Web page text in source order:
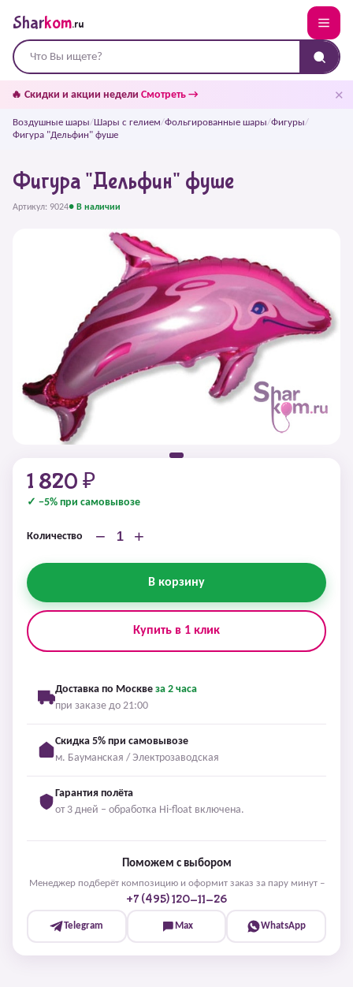
Sharkom.ru
🔥 Скидки и акции недели Смотреть → ✕
Воздушные шары/Шары с гелием/Фольгированные шары/Фигуры/
Фигура "Дельфин" фуше
Фигура "Дельфин" фуше
Артикул: 9024● В наличии
1 820 ₽
✓ −5% при самовывозе
Количество − +
В корзину
Купить в 1 клик
Доставка по Москве за 2 часа
при заказе до 21:00
Скидка 5% при самовывозе
м. Бауманская / Электрозаводская
Гарантия полёта
от 3 дней – обработка Hi-float включена.
Поможем с выбором
Менеджер подберёт композицию и оформит заказ за пару минут –
+7 (495) 120-11-26
Telegram Max WhatsApp